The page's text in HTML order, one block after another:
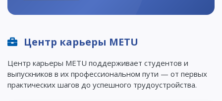
Скидки и льготы
Напутствие
Международная программа АССА
Центр карьеры METU
Центр карьеры METU поддерживает студентов и
выпускников в их профессиональном пути — от первых
практических шагов до успешного трудоустройства.